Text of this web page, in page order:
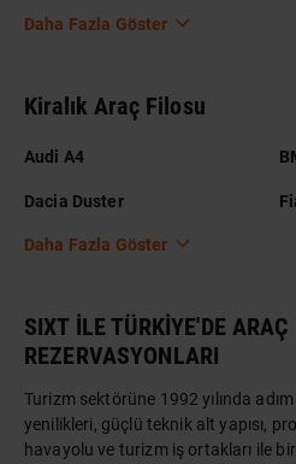
Daha Fazla Göster
Kiralık Araç Filosu
Audi A4
Dacia Duster
Daha Fazla Göster
SIXT İLE TÜRKİYE'DE
REZERVASYONLARI
Turizm sektörüne 1992 yılında
yenilikleri, güçlü teknik alt yapısı,
havayolu ve turizm iş ortakları ile